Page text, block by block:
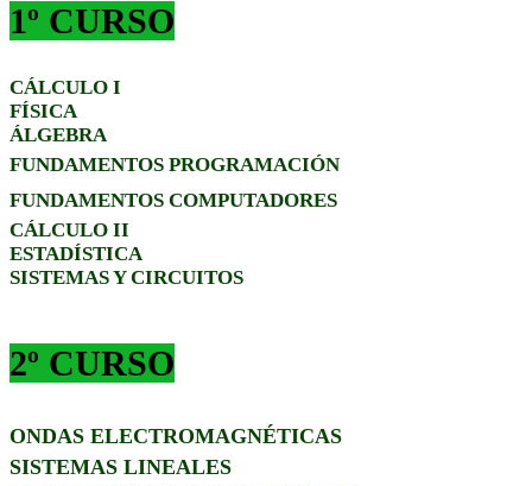
1º CURSO
CÁLCULO I
FÍSICA
ÁLGEBRA
FUNDAMENTOS PROGRAMACIÓN
FUNDAMENTOS COMPUTADORES
CÁLCULO II
ESTADÍSTICA
SISTEMAS Y CIRCUITOS
2º CURSO
ONDAS ELECTROMAGNÉTICAS
SISTEMAS LINEALES